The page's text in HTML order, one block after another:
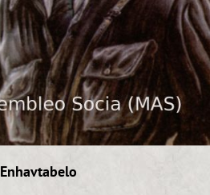
Enhavtabelo